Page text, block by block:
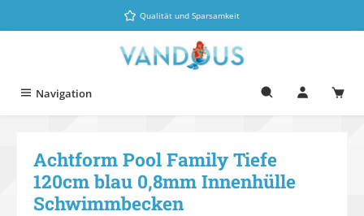
Zum Hauptinhalt springenQualität und Sparsamkeit
Navigation
Achtform Pool Family Tiefe
120cm blau 0,8mm Innenhülle
Schwimmbecken